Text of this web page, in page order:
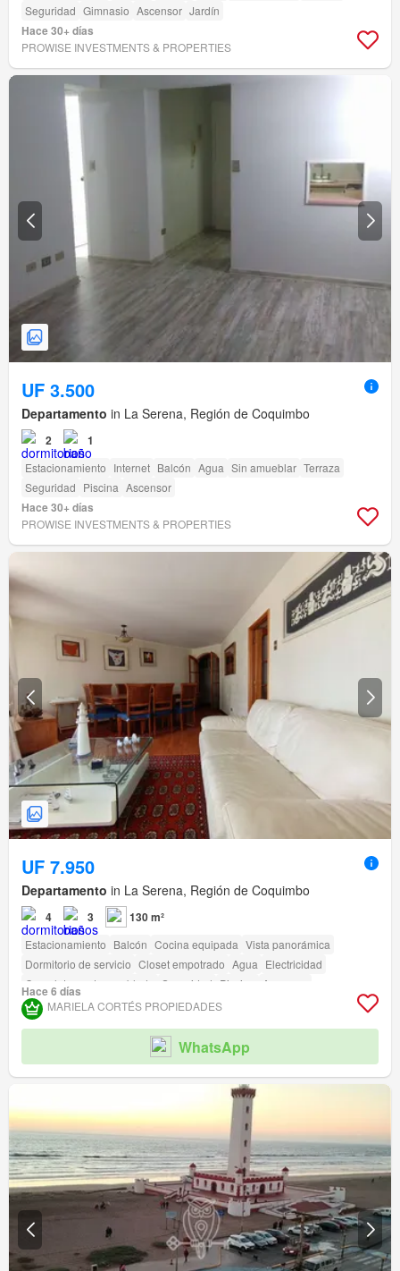
Seguridad Gimnasio Ascensor Jardín
Hace 30+ días
PROWISE INVESTMENTS & PROPERTIES
UF 3.500
Departamento in La Serena, Región de Coquimbo
2 1
Estacionamiento Internet Balcón Agua Sin amueblar Terraza
Seguridad Piscina Ascensor
Hace 30+ días
PROWISE INVESTMENTS & PROPERTIES
UF 7.950
Departamento in La Serena, Región de Coquimbo
4 3 130 m²
Estacionamiento Balcón Cocina equipada Vista panorámica
Dormitorio de servicio Closet empotrado Agua Electricidad
Completamente amoblado
Seguridad Piscina Ascensor
Hace 6 días
MARIELA CORTÉS PROPIEDADES
WhatsApp